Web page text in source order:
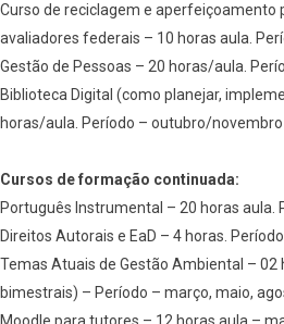
Curso de reciclagem e aperfeiçoamento
avaliadores federais – 10 horas aula.
Gestão de Pessoas – 20 horas/aula.
Biblioteca Digital (como planejar,
horas/aula. Período – outubro/novembro
Cursos de formação continuada:
Português Instrumental – 20 horas aula.
Direitos Autorais e EaD – 4 horas.
Temas Atuais de Gestão Ambiental – 02
bimestrais) – Período – março, maio,